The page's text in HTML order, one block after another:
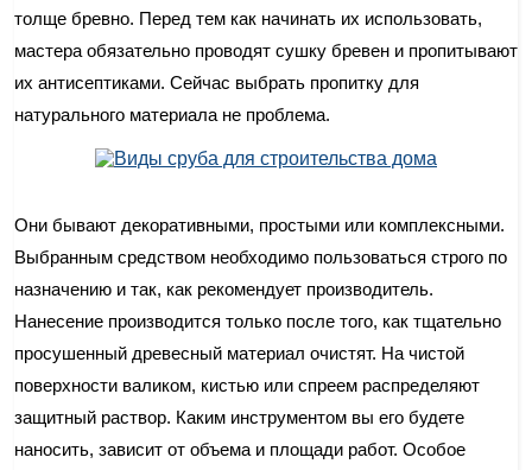
толще бревно. Перед тем как начинать их использовать,
мастера обязательно проводят сушку бревен и пропитывают
их антисептиками. Сейчас выбрать пропитку для
натурального материала не проблема.
Они бывают декоративными, простыми или комплексными.
Выбранным средством необходимо пользоваться строго по
назначению и так, как рекомендует производитель.
Нанесение производится только после того, как тщательно
просушенный древесный материал очистят. На чистой
поверхности валиком, кистью или спреем распределяют
защитный раствор. Каким инструментом вы его будете
наносить, зависит от объема и площади работ. Особое